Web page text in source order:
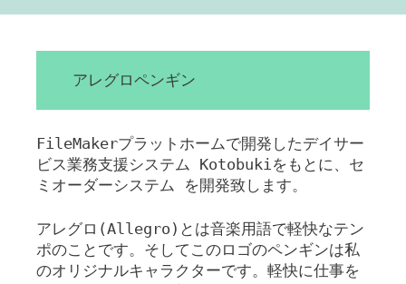
アレグロペンギン
FileMakerプラットホームで開発したデイサー
ビス業務支援システム Kotobukiをもとに、セ
ミオーダーシステム を開発致します。
アレグロ(Allegro)とは音楽用語で軽快なテン
ポのことです。そしてこのロゴのペンギンは私
のオリジナルキャラクターです。軽快に仕事を